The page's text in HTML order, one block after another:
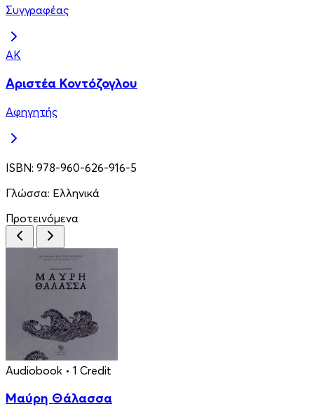
Συγγραφέας
ΑΚ
Αριστέα Κοντόζογλου
Αφηγητής
ISBN: 978-960-626-916-5
Γλώσσα: Ελληνικά
Προτεινόμενα
Audiobook • 1 Credit
Μαύρη Θάλασσα